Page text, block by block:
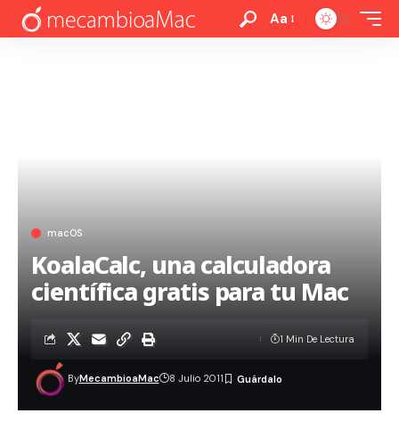
Aa
macOS
KoalaCalc, una calculadora
científica gratis para tu Mac
ByMecambioaMac 8 Julio 2011
1 Min De Lectura